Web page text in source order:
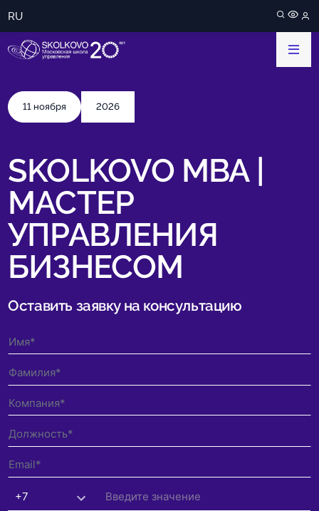
RU
11 ноября 2026
SKOLKOVO MBA |
МАСТЕР
УПРАВЛЕНИЯ
БИЗНЕСОМ
Оставить заявку на консультацию